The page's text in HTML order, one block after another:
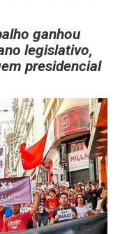
ganhou
legislativo,
presidencial